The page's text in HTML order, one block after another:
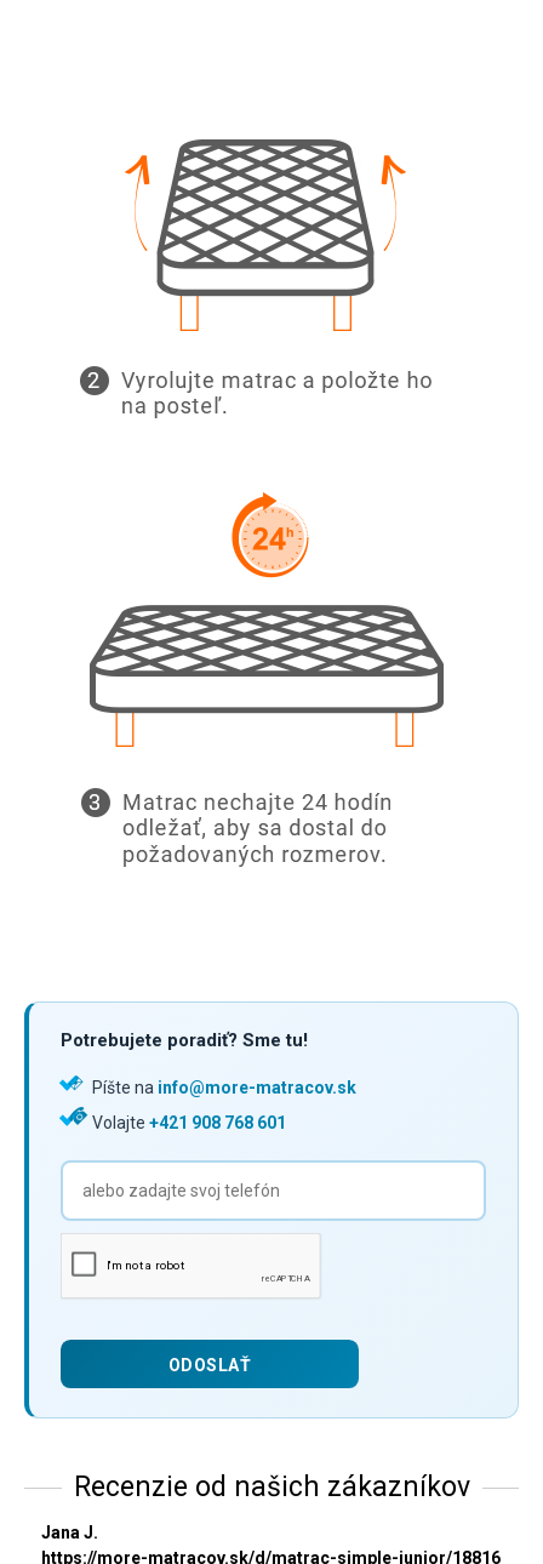
Potrebujete poradiť? Sme tu!
Píšte na info@more-matracov.sk
Volajte +421 908 768 601
Recenzie od našich zákazníkov
Jana J.
https://more-matracov.sk/d/matrac-simple-junior/18816